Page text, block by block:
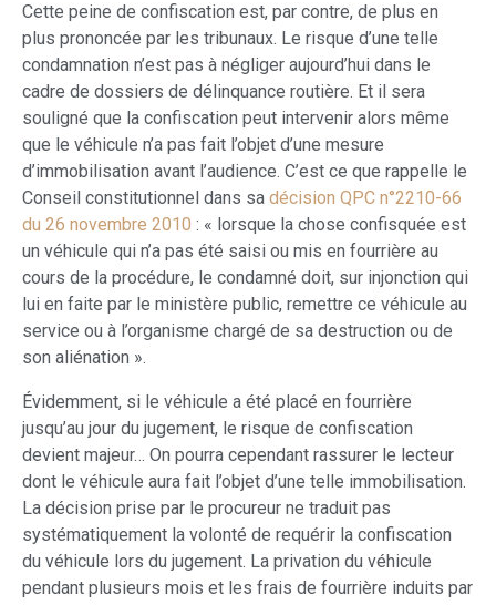
Cette peine de confiscation est, par contre, de plus en
plus prononcée par les tribunaux. Le risque d’une telle
condamnation n’est pas à négliger aujourd’hui dans le
cadre de dossiers de délinquance routière. Et il sera
souligné que la confiscation peut intervenir alors même
que le véhicule n’a pas fait l’objet d’une mesure
d’immobilisation avant l’audience. C’est ce que rappelle le
Conseil constitutionnel dans sa décision QPC n°2210-66
du 26 novembre 2010 : « lorsque la chose confisquée est
un véhicule qui n’a pas été saisi ou mis en fourrière au
cours de la procédure, le condamné doit, sur injonction qui
lui en faite par le ministère public, remettre ce véhicule au
service ou à l’organisme chargé de sa destruction ou de
son aliénation ».
Évidemment, si le véhicule a été placé en fourrière
jusqu’au jour du jugement, le risque de confiscation
devient majeur… On pourra cependant rassurer le lecteur
dont le véhicule aura fait l’objet d’une telle immobilisation.
La décision prise par le procureur ne traduit pas
systématiquement la volonté de requérir la confiscation
du véhicule lors du jugement. La privation du véhicule
pendant plusieurs mois et les frais de fourrière induits par